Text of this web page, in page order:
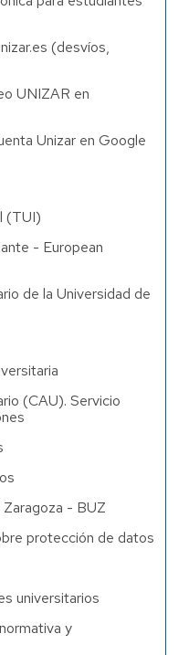
(desvíos,
UNIZAR en
Unizar en Google
(TUI)
- European
de la Universidad de
(CAU). Servicio
- BUZ
protección de datos
universitarios
y